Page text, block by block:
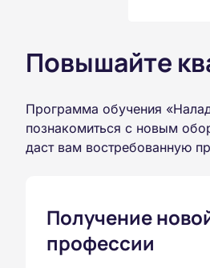
Повышайте
Программа обучения
познакомиться с новым
даст вам востребованную
Получение
профессии